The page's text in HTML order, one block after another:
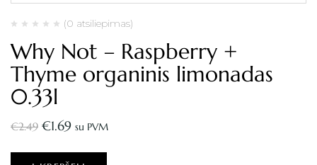
(0 atsiliepimas)
Why Not – Raspberry +
Thyme organinis limonadas
0.33l
€2.49 €1.69 su PVM